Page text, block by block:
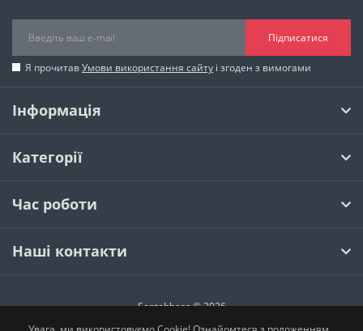
Підписатися
Я прочитавУмови використання сайту і згоден з вимогами
Інформація
Категорії
Час роботи
Наші контакти
Santehboss © 2026